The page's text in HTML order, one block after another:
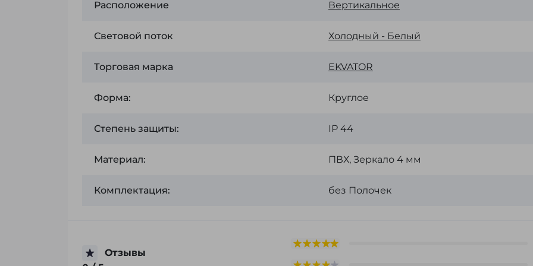
Расположение Вертикальное
Световой поток Холодный - Белый
Торговая марка EKVATOR
Форма: Круглое
Степень защиты: ІР 44
Материал: ПВХ, Зеркало 4 мм
Комплектация: без Полочек
Отзывы